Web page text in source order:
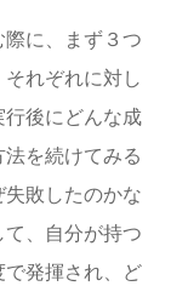
に、まず３つ
れぞれに対し
後にどんな成
を続けてみる
敗したのかな
、自分が持つ
で発揮され、ど